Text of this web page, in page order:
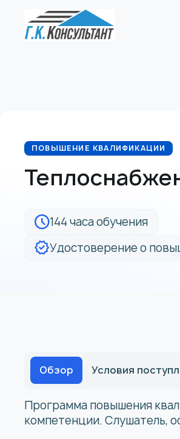
ПОВЫШЕНИЕ КВАЛИФИКАЦИИ
144 часа обучения
Удостоверение о
Обзор Условия
Программа повышения
компетенции. Слушатель,